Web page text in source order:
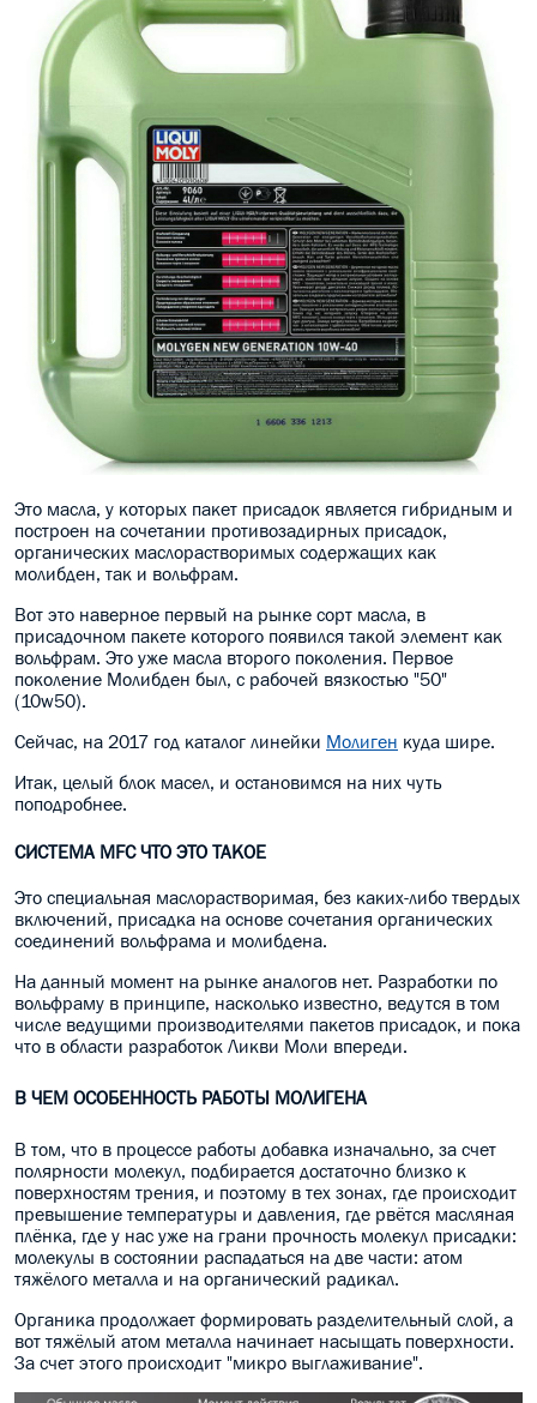
Это масла, у которых пакет присадок является гибридным и
построен на сочетании противозадирных присадок,
органических маслорастворимых содержащих как
молибден, так и вольфрам.
Вот это наверное первый на рынке сорт масла, в
присадочном пакете которого появился такой элемент как
вольфрам. Это уже масла второго поколения. Первое
поколение Молибден был, с рабочей вязкостью "50"
(10w50).
Сейчас, на 2017 год каталог линейки Молиген куда шире.
Итак, целый блок масел, и остановимся на них чуть
поподробнее.
СИСТЕМА MFC ЧТО ЭТО ТАКОЕ
Это специальная маслорастворимая, без каких-либо твердых
включений, присадка на основе сочетания органических
соединений вольфрама и молибдена.
На данный момент на рынке аналогов нет. Разработки по
вольфраму в принципе, насколько известно, ведутся в том
числе ведущими производителями пакетов присадок, и пока
что в области разработок Ликви Моли впереди.
В ЧЕМ ОСОБЕННОСТЬ РАБОТЫ МОЛИГЕНА
В том, что в процессе работы добавка изначально, за счет
полярности молекул, подбирается достаточно близко к
поверхностям трения, и поэтому в тех зонах, где происходит
превышение температуры и давления, где рвётся масляная
плёнка, где у нас уже на грани прочность молекул присадки:
молекулы в состоянии распадаться на две части: атом
тяжёлого металла и на органический радикал.
Органика продолжает формировать разделительный слой, а
вот тяжёлый атом металла начинает насыщать поверхности.
За счет этого происходит "микро выглаживание".